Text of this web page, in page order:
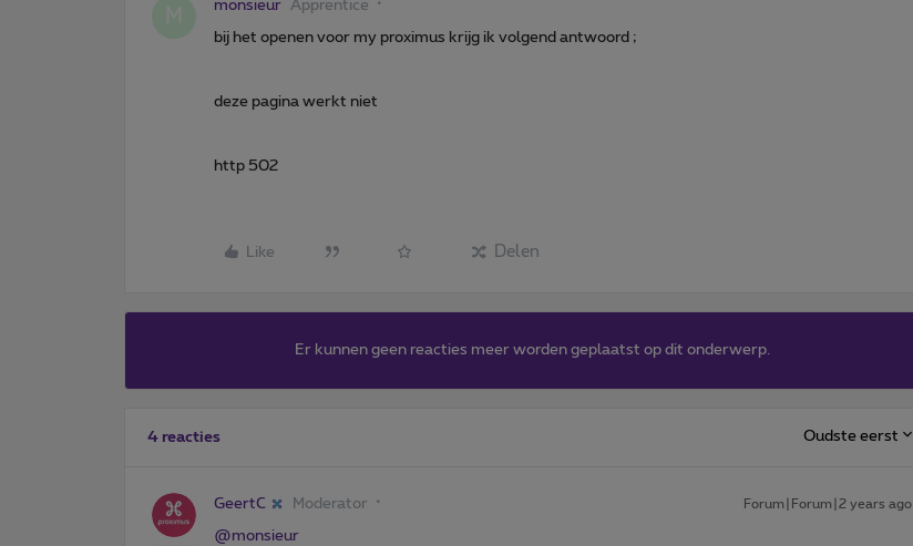
monsieur Apprentice
bij het openen voor my proximus krijg ik volgend antwoord ;
deze pagina werkt niet
http 502
Like Delen
Er kunnen geen reacties meer worden geplaatst op dit onderwerp.
4 reacties Oudste eerst
GeertC Moderator Forum|Forum|2 years ago
@monsieur